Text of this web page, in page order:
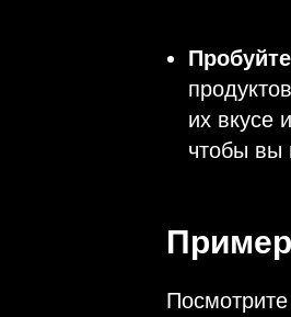
их вкусе
чтобы вы